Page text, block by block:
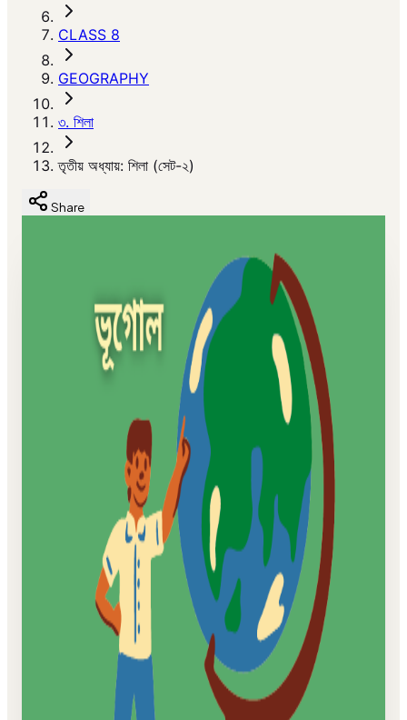
CLASS 8
GEOGRAPHY
৩. শিলা
তৃতীয় অধ্যায়: শিলা (সেট-২)
Share